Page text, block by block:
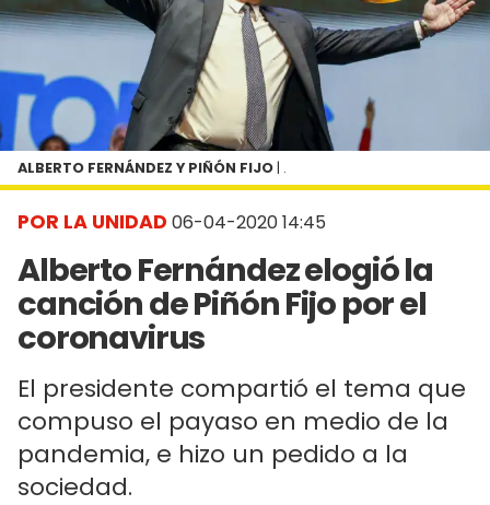
POR LA UNIDAD 06-04-2020 14:45
Alberto Fernández elogió la
canción de Piñón Fijo por el
coronavirus
El presidente compartió el tema que
compuso el payaso en medio de la
pandemia, e hizo un pedido a la
sociedad.
ALBERTO FERNÁNDEZ Y PIÑÓN FIJO | .